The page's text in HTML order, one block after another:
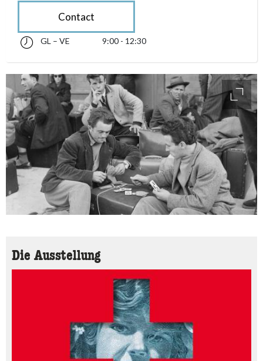
Contact
accessibility.sr-only.opening_hours
glindesdi fin venderdi 09:00 - 12:30
GL – VE 9:00 - 12:30
Die Ausstellung